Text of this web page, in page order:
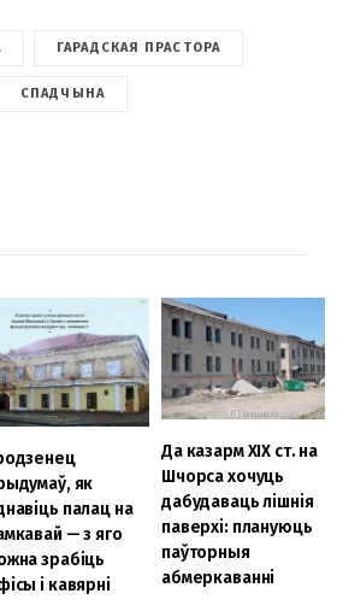
ГАРАДСКАЯ ПРАСТОРА
СПАДЧЫНА
як
палац на
— з яго
зрабіць
і кавярні
Да казарм ХІХ ст. на
Шчорса хочуць
дабудаваць лішнія
паверхі: плануюць
паўторныя
абмеркаванні